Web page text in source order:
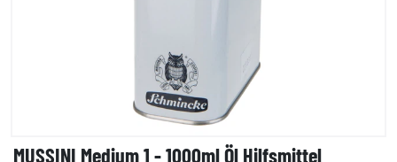
MUSSINI Medium 1 - 1000ml Öl Hilfsmittel